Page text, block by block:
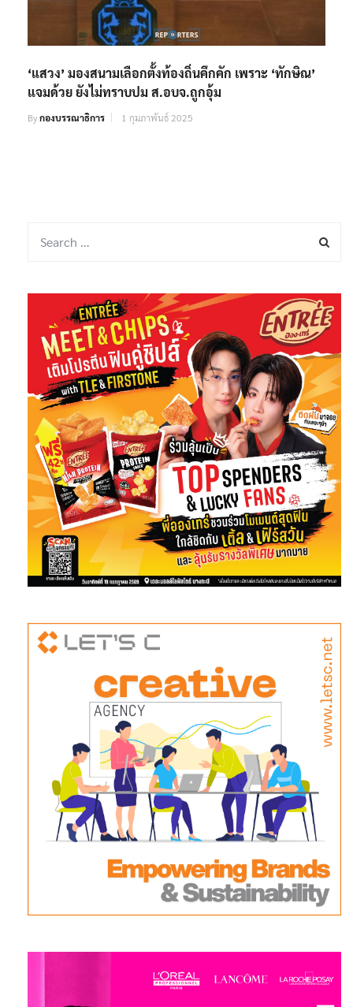
‘แสวง’ มองสนามเลือกตั้งท้องถิ่นคึกคัก เพราะ ‘ทักษิณ’
แจมด้วย ยังไม่ทราบปม ส.อบจ.ถูกอุ้ม
Byกองบรรณาธิการ 1 กุมภาพันธ์ 2025